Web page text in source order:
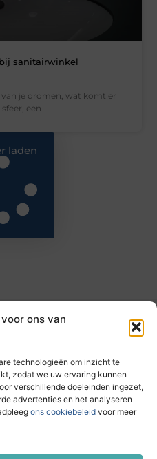
ons van
technologieën om inzicht te
zodat we uw ervaring kunnen
verschillende doeleinden ingezet,
advertenties en het analyseren
ons cookiebeleid voor meer
sanitairwinkel
je dromen, wat komt er
een
laden
op taec.nl
en praktische tips die